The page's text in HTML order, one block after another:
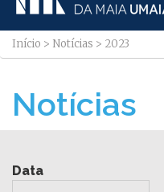
Início > Notícias > 2023
Notícias
Data